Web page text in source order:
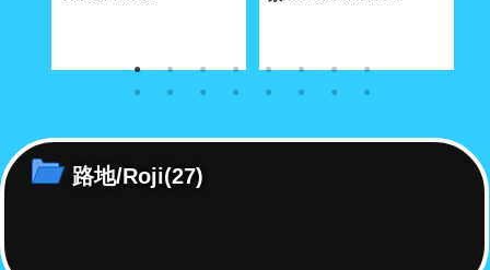
歴史都市・尾道にふさわしい3
特徴ある白の色使いと温もりの
ける。
路地/Roji(27)